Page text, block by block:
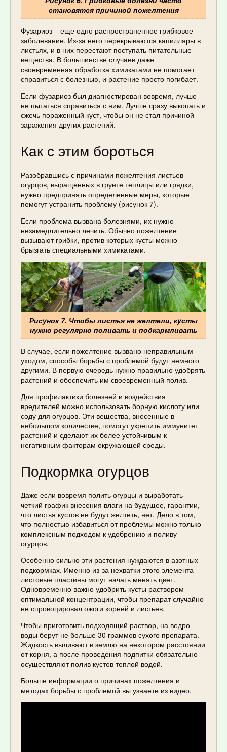
становятся причиной пожелтения
Фузариоз – еще одно распространенное грибковое
заболевание. Из-за него перекрываются капилляры в
листьях, и в них перестают поступать питательные
вещества. В большинстве случаев даже
своевременная обработка химикатами не помогает
справиться с болезнью, и растение просто погибает.
Если фузариоз был диагностирован вовремя, лучше
не пытаться справиться с ним. Лучше сразу выкопать и
сжечь пораженный куст, чтобы он не стал причиной
заражения других растений.
Как с этим бороться
Разобравшись с причинами пожелтения листьев
огурцов, выращенных в грунте теплицы или грядки,
нужно предпринять определенные меры, которые
помогут устранить проблему (рисунок 7).
Если проблема вызвана болезнями, их нужно
незамедлительно лечить. Обычно пожелтение
вызывают грибки, против которых кусты можно
брызгать специальными химикатами.
Рисунок 7. Чтобы листья не желтели, кусты
нужно регулярно поливать и подкармливать
В случае, если пожелтение вызвано неправильным
уходом, способы борьбы с проблемой будут немного
другими. В первую очередь нужно правильно удобрять
растений и обеспечить им своевременный полив.
Для профилактики болезней и воздействия
вредителей можно использовать борную кислоту или
соду для огурцов. Эти вещества, внесенные в
небольшом количестве, помогут укрепить иммунитет
растений и сделают их более устойчивым к
негативным факторам окружающей среды.
Подкормка огурцов
Даже если вовремя полить огурцы и выработать
четкий график внесения влаги на будущее, гарантии,
что листья кустов не будут желтеть, нет. Дело в том,
что полностью избавиться от проблемы можно только
комплексным подходом к удобрению и поливу
огурцов.
Особенно сильно эти растения нуждаются в азотных
подкормках. Именно из-за нехватки этого элемента
листовые пластины могут начать менять цвет.
Одновременно важно удобрить кусты раствором
оптимальной концентрации, чтобы препарат случайно
не спровоцировал ожоги корней и листьев.
Чтобы приготовить подходящий раствор, на ведро
воды берут не больше 30 граммов сухого препарата.
Жидкость выливают в землю на некотором расстоянии
от корня, а после проведения подпитки обязательно
осуществляют полив кустов теплой водой.
Больше информации о причинах пожелтения и
методах борьбы с проблемой вы узнаете из видео.